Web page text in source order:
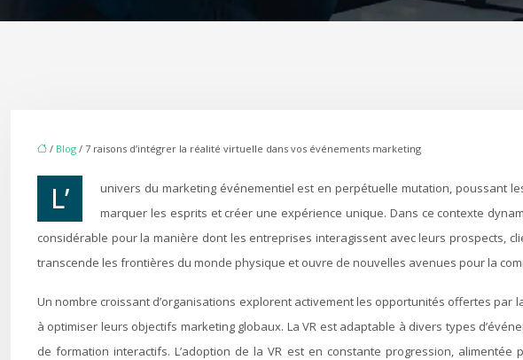
/ Blog / 7 raisons d’intégrer la réalité virtuelle dans vos événements marketing
L’univers du marketing événementiel est en perpétuelle mutation, poussant les professionnels à innover sans cesse pour capter l’attention d’un public sollicité de toutes parts. L’objectif est clair :
marquer les esprits et créer une expérience unique. Dans ce contexte
considérable pour la manière dont les entreprises interagissent avec leurs prospects,
transcende les frontières du monde physique et ouvre de nouvelles avenues pour la
Un nombre croissant d’organisations explorent activement les opportunités offertes
à optimiser leurs objectifs marketing globaux. La VR est adaptable à divers types
de formation interactifs. L’adoption de la VR est en constante progression,